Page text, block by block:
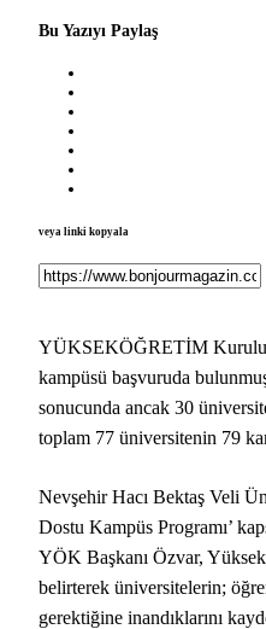
Bu Yazıyı Paylaş
veya linki kopyala
YÜKSEKÖĞRETİM Kurulu
kampüsü başvuruda
sonucunda ancak 30
toplam 77 üniversitenin 79
Nevşehir Hacı Bektaş Veli
Dostu Kampüs Programı’
YÖK Başkanı Özvar,
belirterek üniversitelerin;
gerektiğine inandıklarını